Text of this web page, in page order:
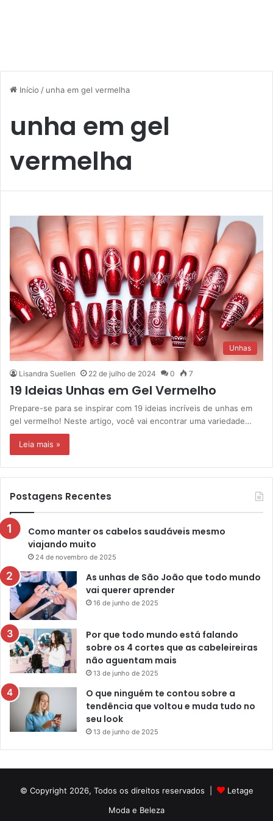
Início / unha em gel vermelha
unha em gel
vermelha
Unhas
Lisandra Suellen 22 de julho de 2024 0 7
19 Ideias Unhas em Gel Vermelho
Prepare-se para se inspirar com 19 ideias incríveis de unhas em
gel vermelho! Neste artigo, você vai encontrar uma variedade…
Leia mais »
Postagens Recentes
Como manter os cabelos saudáveis mesmo
viajando muito
24 de novembro de 2025
As unhas de São João que todo mundo
vai querer aprender
16 de junho de 2025
Por que todo mundo está falando
sobre os 4 cortes que as cabeleireiras
não aguentam mais
13 de junho de 2025
O que ninguém te contou sobre a
tendência que voltou e muda tudo no
seu look
13 de junho de 2025
© Copyright 2026, Todos os direitos reservados |
Letage
Moda e Beleza